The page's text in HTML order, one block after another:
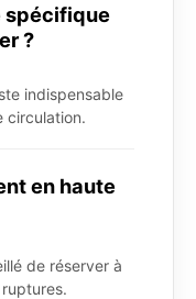
spécifique
?
indispensable
circulation.
en haute
de réserver à